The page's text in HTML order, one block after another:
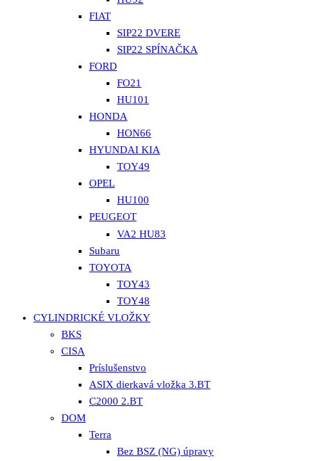
FIAT
SIP22 DVERE
SIP22 SPÍNAČKA
FORD
FO21
HU101
HONDA
HON66
HYUNDAI KIA
TOY49
OPEL
HU100
PEUGEOT
VA2 HU83
Subaru
TOYOTA
TOY43
TOY48
CYLINDRICKÉ VLOŽKY
BKS
CISA
Príslušenstvo
ASIX dierkavá vložka 3.BT
C2000 2.BT
DOM
Terra
Bez BSZ (NG) úpravy